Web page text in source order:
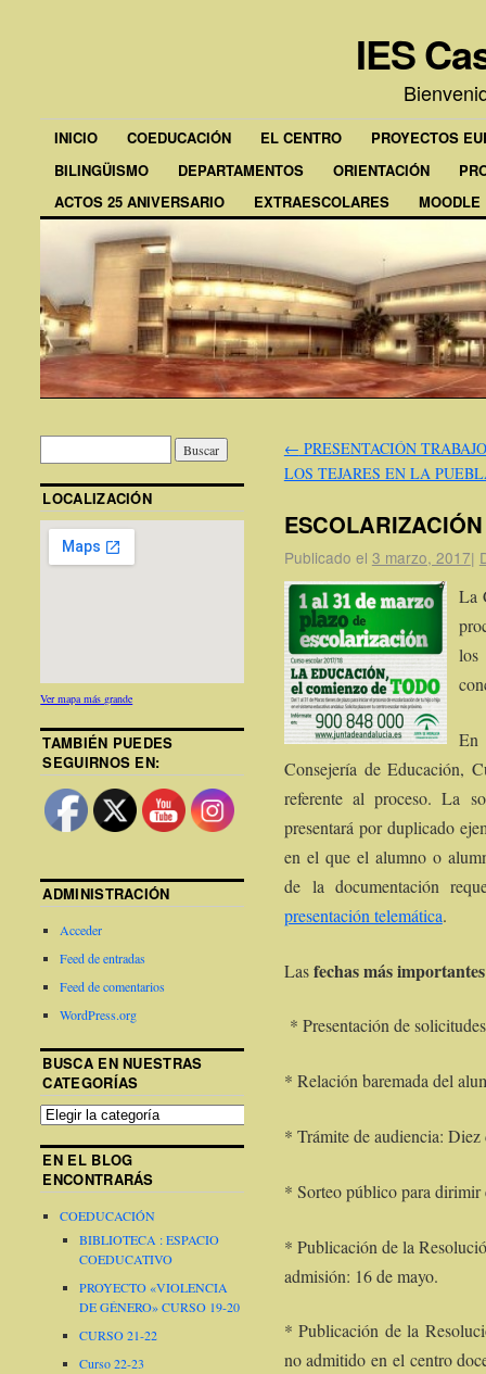
IES
INICIO COEDUCACIÓN EL CENTRO
PROYECTOS
BILINGÜISMO
DEPARTAMENTOS ORIENTACIÓN
ACTOS 25 ANIVERSARIO
EXTRAESCOLARES MOODLE
← PRESENTACIÓN
LOS TEJARES EN LA
Publicado el 3 marzo, 2017|
La
los
Consejería de Educación,
referente al proceso. La
presentará por duplicado
en el que el alumno o
de la documentación
presentación telemática.
Lasfechas más importantes
* Presentación de
* Relación baremada del
* Trámite de audiencia:
* Sorteo público para dirimir
* Publicación de la
admisión: 16 de mayo.
* Publicación de la
no admitido en el centro
LOCALIZACIÓN
Ver mapa más grande
TAMBIÉN PUEDES
SEGUIRNOS EN:
ADMINISTRACIÓN
Acceder
Feed de entradas
Feed de comentarios
WordPress.org
BUSCA EN NUESTRAS
CATEGORÍAS
EN EL BLOG
ENCONTRARÁS
COEDUCACIÓN
BIBLIOTECA : ESPACIO
COEDUCATIVO
PROYECTO «VIOLENCIA
DE GÉNERO» CURSO 19-20
CURSO 21-22
Curso 22-23